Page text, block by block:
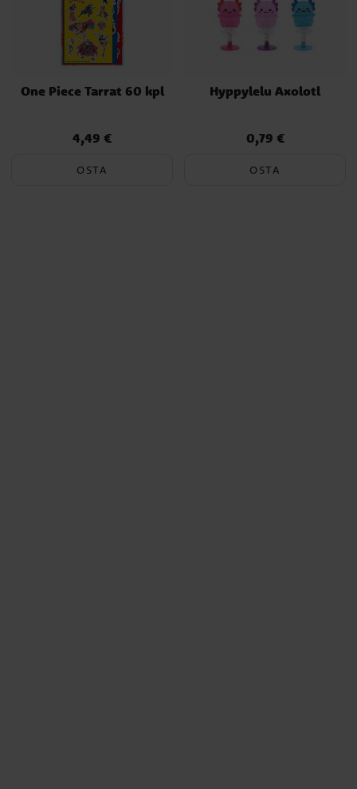
One Piece Tarrat 60 kpl
Hinta:4,49 €
4,49 €
OSTA
Hyppylelu Axolotl
Hinta:0,79 €
0,79 €
OSTA